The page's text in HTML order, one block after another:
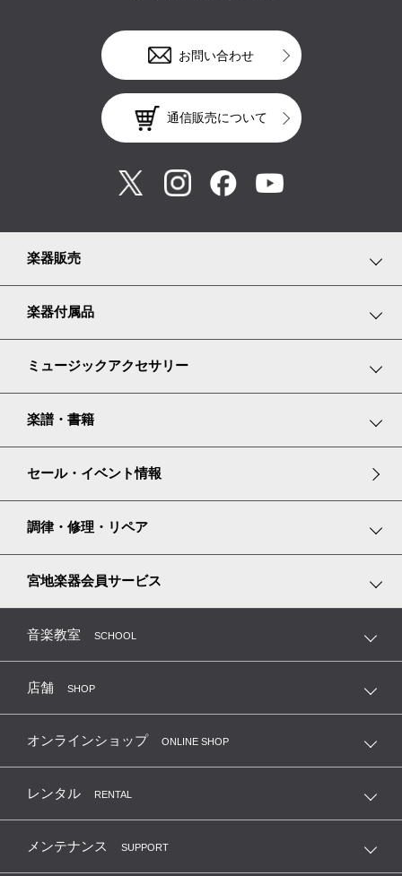
お問い合わせ
通信販売について
楽器販売
鍵盤楽器
弦楽器
管楽器
楽器付属品
鍵盤楽器小物
弦楽器小物
管楽器小物
ミュージックアクセサリー
リトミックスカーフ
グランドピアノ譜面台カバー
ピアノ耐震・防振グッズ
楽譜・書籍
楽譜コーナーのご紹介
楽譜専門ショップ miyajibooks.com
セール・イベント情報
調律・修理・リペア
ピアノ調律
弦楽器の修理・調整・毛替
管楽器の修理・リペア
宮地楽器会員サービス
MTC 指導者友の会（鍵盤楽器）
MEP 宮地ユーロピアノクラブ
MSC 弦楽器友の会
音楽教室 SCHOOL
店舗 SHOP
オンラインショップ ONLINE SHOP
レンタル RENTAL
メンテナンス SUPPORT